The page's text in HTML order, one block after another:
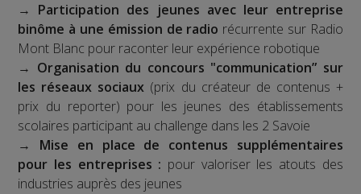
→ Participation des jeunes avec leur entreprise
binôme à une émission de radio récurrente sur Radio
Mont Blanc pour raconter leur expérience robotique
→ Organisation du concours "communication” sur
les réseaux sociaux (prix du créateur de contenus +
prix du reporter) pour les jeunes des établissements
scolaires participant au challenge dans les 2 Savoie
→ Mise en place de contenus supplémentaires
pour les entreprises : pour valoriser les atouts des
industries auprès des jeunes